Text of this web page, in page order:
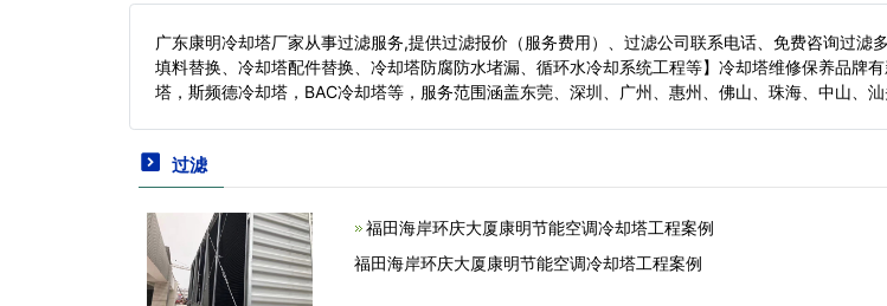
广东康明冷却塔厂家从事过滤服务,提供过滤报价（服务费用）、过滤公司联系电话、免费咨询过
填料替换、冷却塔配件替换、冷却塔防腐防水堵漏、循环水冷却系统工程等】冷却塔维修保养品牌
塔，斯频德冷却塔，BAC冷却塔等，服务范围涵盖东莞、深圳、广州、惠州、佛山、珠海、中山、汕
过滤
福田海岸环庆大厦康明节能空调冷却塔工程案例
福田海岸环庆大厦康明节能空调冷却塔工程案例